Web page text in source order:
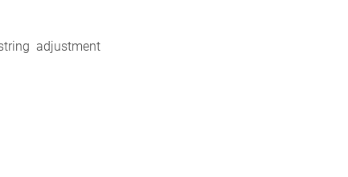
adjustment